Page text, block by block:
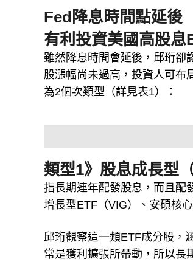
Fed降息時間點延後
有利投資美國高股息
雖然降息時間會延後，邱珩卻
股漲幅尚未過高，投資人可布
為2個次類型（詳見表1）：
類型1》股息成長型
指長期連年配發股息，而且配
增長型ETF（VIG）、安碩核
邱珩觀察這一類ETF成分股，
常是獲利擴張所帶動，所以長